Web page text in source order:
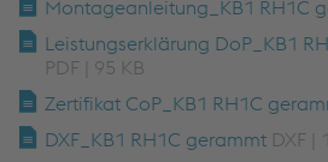
Montageanleitung_KB1 RH1C
Leistungserklärung DoP_KB1
PDF | 95 KB
Zertifikat CoP_KB1 RH1C
DXF_KB1 RH1C gerammt DXF |